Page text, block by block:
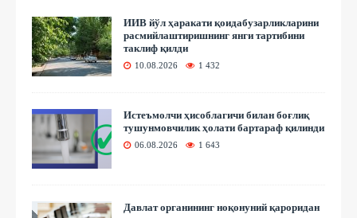
ИИВ йўл ҳаракати қоидабузарликларини
расмийлаштиришнинг янги тартибини
таклиф қилди
10.08.2026 1 432
Истеъмолчи ҳисоблагичи билан боғлиқ
тушунмовчилик ҳолати бартараф қилинди
06.08.2026 1 643
Давлат органининг ноқонуний қароридан